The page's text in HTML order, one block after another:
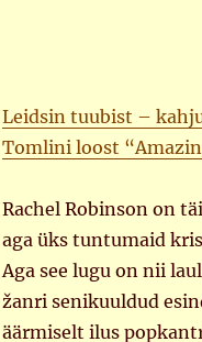
Leidsin tuubist –
Tomlini loost
Rachel Robinson on
aga üks tuntumaid
Aga see lugu on nii
žanri senikuuldud
äärmiselt ilus